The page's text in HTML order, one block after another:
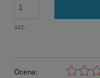
szt.
Ocena: